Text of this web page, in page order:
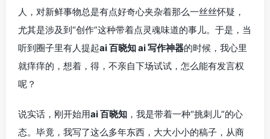
人，对新鲜事物总是有点好奇心夹杂着那么一丝丝怀疑，
尤其是涉及到“创作”这种带着点灵魂味道的事儿。于是，当
听到圈子里有人提起ai 百晓知 ai 写作神器的时候，我心里
就痒痒的，想着，得，不亲自下场试试，怎么能有发言权
呢？
说实话，刚开始用ai 百晓知 ，我是带着一种“挑刺儿”的心
态。毕竟，我写了这么多年东西，大大小小的稿子，从商